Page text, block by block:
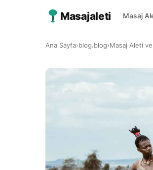
Masajaleti Masaj
Ana Sayfa›blog.blog›Masaj Aleti